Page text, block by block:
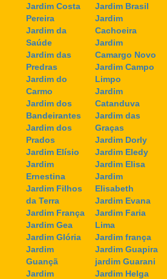
Jardim Costa
Pereira
Jardim da
Saúde
Jardim das
Predras
Jardim do
Carmo
Jardim dos
Bandeirantes
Jardim dos
Prados
Jardim Elísio
Jardim
Ernestina
Jardim Filhos
da Terra
Jardim França
Jardim Gea
Jardim Glória
Jardim
Guançã
Jardim
Jardim Brasil
Jardim
Cachoeira
Jardim
Camargo Novo
Jardim Campo
Limpo
Jardim
Catanduva
Jardim das
Graças
Jardim Dorly
Jardim Eledy
Jardim Elisa
Jardim
Elisabeth
Jardim Evana
Jardim Faria
Lima
Jardim frança
Jardim Guapira
jardim Guarani
Jardim Helga